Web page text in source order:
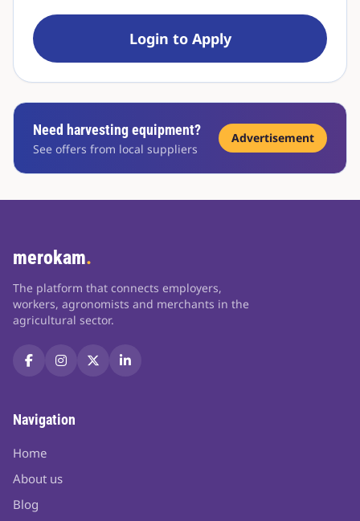
Login to Apply
Need harvesting equipment?
See offers from local suppliers
Advertisement
merokam.
The platform that connects employers,
workers, agronomists and merchants in the
agricultural sector.
Navigation
Home
About us
Blog